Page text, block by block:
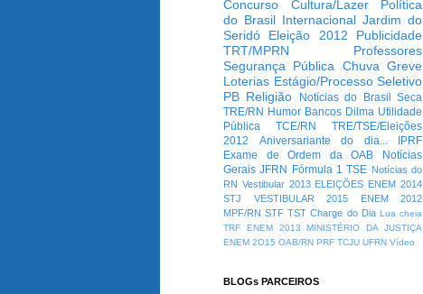
Concurso
Cultura/Lazer
Política
do Brasil Internacional Jardim do
Seridó
Eleição 2012
Publicidade
TRT/MPRN
Professores
Segurança Pública Chuva Greve
Loterias Estágio/Processo Seletivo
PB Religião Notícias do Brasil
Seca
TRE/RN Humor Bancos Dilma Utilidade
Pública
TCE/RN
TRE/TSE/Eleições
2012
Aniversariante do dia...
IPRF
Exame de Ordem da OAB
Notícias
Gerais JFRN Fórmula 1 TSE Notícias do
RN Vestibular 2013 ELEIÇÕES ENEM 2014
STJ
VESTIBULAR 2015
ENEM 2012
MPF/RN STF TST Charge do Dia Lua cheia
TRF
ENEM 2013
MINISTÉRIO DA JUSTIÇA
ENEM 2O15 OAB/RN PRF TCJU UFRN Vídeo
BLOGs PARCEIROS